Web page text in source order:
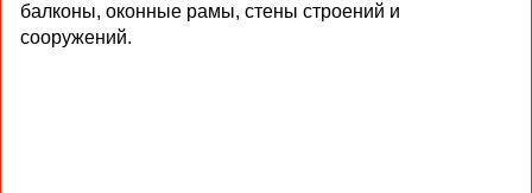
балконы, оконные рамы, стены строений и
сооружений.